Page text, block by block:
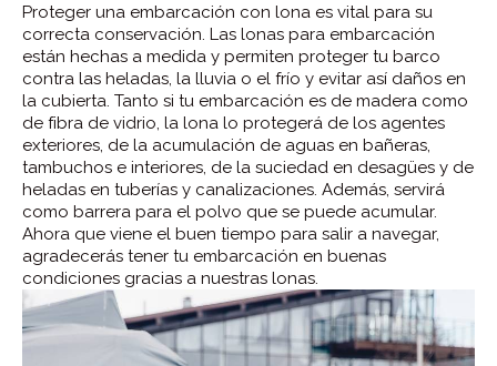
Proteger una embarcación con lona es vital para su
correcta conservación. Las lonas para embarcación
están hechas a medida y permiten proteger tu barco
contra las heladas, la lluvia o el frío y evitar así daños en
la cubierta. Tanto si tu embarcación es de madera como
de fibra de vidrio, la lona lo protegerá de los agentes
exteriores, de la acumulación de aguas en bañeras,
tambuchos e interiores, de la suciedad en desagües y de
heladas en tuberías y canalizaciones. Además, servirá
como barrera para el polvo que se puede acumular.
Ahora que viene el buen tiempo para salir a navegar,
agradecerás tener tu embarcación en buenas
condiciones gracias a nuestras lonas.